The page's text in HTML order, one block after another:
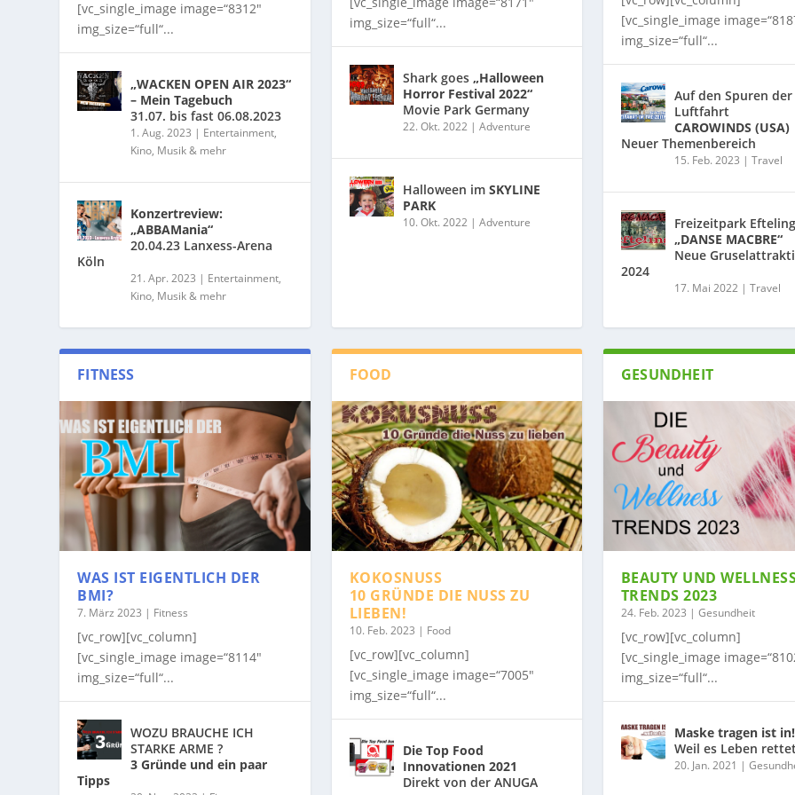
[vc_single_image image=“8312″
img_size=“full“...
„WACKEN OPEN AIR 2023“
– Mein Tagebuch
31.07. bis fast 06.08.2023
1. Aug. 2023 | Entertainment,
Kino, Musik & mehr
Konzertreview:
„ABBAMania“
20.04.23 Lanxess-Arena
Köln
21. Apr. 2023 | Entertainment,
Kino, Musik & mehr
img_size=“full“...
Shark goes „Halloween
Horror Festival 2022“
Movie Park Germany
22. Okt. 2022| Adventure
Halloween im SKYLINE
PARK
10. Okt. 2022| Adventure
[vc_single_image
img_size=“full“...
Auf den Spuren der
Luftfahrt
CAROWINDS (USA)
Neuer Themenbereich
15. Feb. 2023 | Travel
Freizeitpark Efteling
„DANSE MACBRE“
Neue
2024
17. Mai 2022| Travel
FITNESS
WAS IST EIGENTLICH DER
BMI?
7. März 2023 | Fitness
[vc_row][vc_column]
[vc_single_image image=“8114″
img_size=“full“...
WOZU BRAUCHE ICH
STARKE ARME ?
3 Gründe und ein paar
Tipps
FOOD
KOKOSNUSS
10 GRÜNDE DIE NUSS ZU
LIEBEN!
10. Feb. 2023 | Food
[vc_row][vc_column]
[vc_single_image image=“7005″
img_size=“full“...
Die Top Food
Innovationen 2021
Direkt von der ANUGA
GESUNDHEIT
BEAUTY UND
TRENDS 2023
24. Feb. 2023 | Gesundheit
[vc_row][vc_column]
[vc_single_image
img_size=“full“...
Maske tragen ist in!
Weil es Leben
20. Jan. 2021 |